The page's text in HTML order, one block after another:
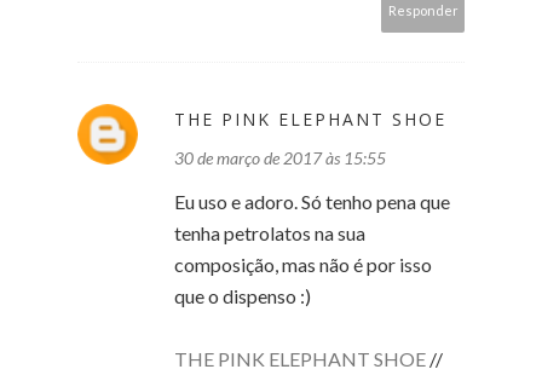
Responder
THE PINK ELEPHANT SHOE
30 de março de 2017 às 15:55
Eu uso e adoro. Só tenho pena que
tenha petrolatos na sua
composição, mas não é por isso
que o dispenso :)
THE PINK ELEPHANT SHOE //